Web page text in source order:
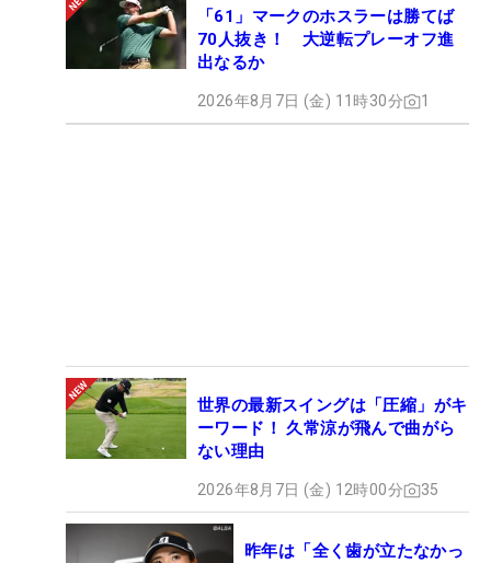
「61」マークのホスラーは勝てば
70人抜き！ 大逆転プレーオフ進
出なるか
2026年8月7日 (金) 11時30分 1
世界の最新スイングは「圧縮」がキ
ーワード！ 久常涼が飛んで曲がら
ない理由
2026年8月7日 (金) 12時00分 35
昨年は「全く歯が立たなかっ